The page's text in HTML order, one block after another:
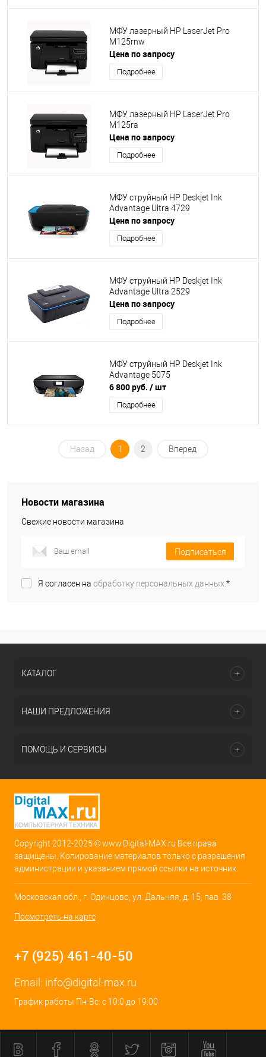
МФУ лазерный HP LaserJet Pro
M125rnw
Цена по запросу
Подробнее
МФУ лазерный HP LaserJet Pro
M125ra
Цена по запросу
Подробнее
МФУ струйный HP Deskjet Ink
Advantage Ultra 4729
Цена по запросу
Подробнее
МФУ струйный HP Deskjet Ink
Advantage Ultra 2529
Цена по запросу
Подробнее
МФУ струйный HP Deskjet Ink
Advantage 5075
6 800 руб. / шт
Подробнее
Назад 1 2 Вперед
Новости магазина
Свежие новости магазина
Подписаться
Я согласен на обработку персональных данных.*
КАТАЛОГ
НАШИ ПРЕДЛОЖЕНИЯ
ПОМОЩЬ И СЕРВИСЫ
Copyright 2012-2025 © www.Digital-MAX.ru Все права
защищены. Копирование материалов только с разрешения
администрации и указанием прямой ссылки на источник.
Московская обл., г. Одинцово, ул. Дальняя, д. 15, пав. 38
Посмотреть на карте
+7 (925) 461-40-50
Email: info@digital-max.ru
График работы Пн-Вс: с 10:0 до 19:00